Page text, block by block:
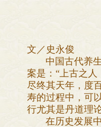
文／史永俊
中国古代养
案是：“上古之
尽终其天年，度
寿的过程中，可
行尤其是丹道理
在历史发展